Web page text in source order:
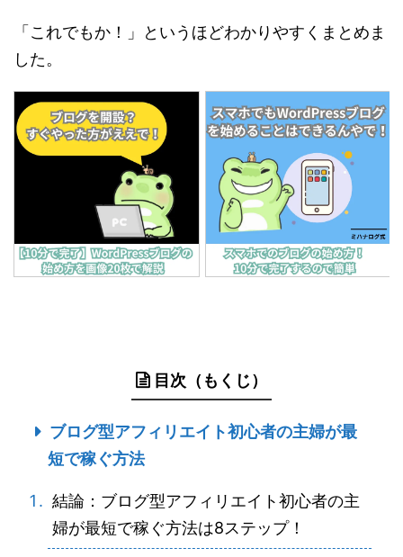
「これでもか！」というほどわかりやすくまとめま
した。
目次（もくじ）
ブログ型アフィリエイト初心者の主婦が最
短で稼ぐ方法
結論：ブログ型アフィリエイト初心者の主
婦が最短で稼ぐ方法は8ステップ！